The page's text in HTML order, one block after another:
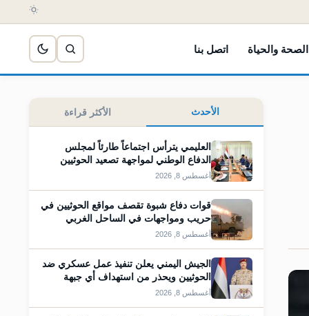
الصحة والحياة اتصل بنا
الأحدث الأكثر قراءة
العليمي يترأس اجتماعاً طارئاً لمجلس
الدفاع الوطني لمواجهة تصعيد الحوثيين
أغسطس 8, 2026
قوات دفاع شبوة تقصف مواقع الحوثيين في
حريب ومواجهات في الساحل الغربي
أغسطس 8, 2026
الجيش اليمني يعلن تنفيذ عمل عسكري ضد
الحوثيين ويحذر من استهداف أي جبهة
أغسطس 8, 2026